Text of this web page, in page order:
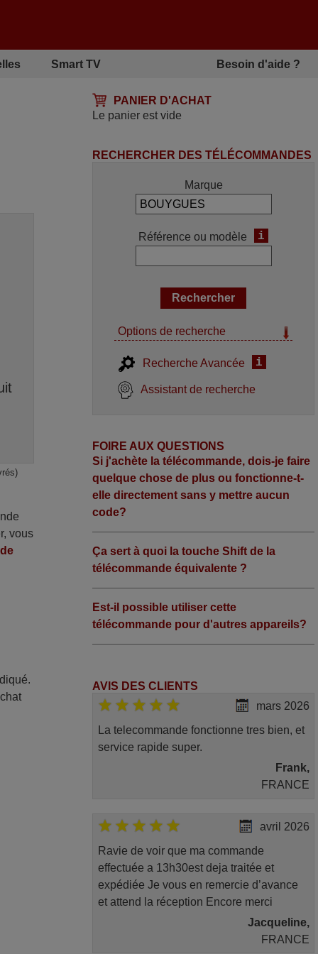
Smart TV Besoin d'aide ?
PANIER D'ACHAT
Le panier est vide
vous
RECHERCHER DES TÉLÉCOMMANDES
Marque
Référence ou modèle i
Options de recherche
Recherche Avancée i
Assistant de recherche
FOIRE AUX QUESTIONS
Si j'achète la télécommande, dois-je faire
quelque chose de plus ou fonctionne-t-
elle directement sans y mettre aucun
code?
Ça sert à quoi la touche Shift de la
télécommande équivalente ?
Est-il possible utiliser cette
télécommande pour d'autres appareils?
AVIS DES CLIENTS
mars 2026
La telecommande fonctionne tres bien, et
service rapide super.
Frank,
FRANCE
avril 2026
Ravie de voir que ma commande
effectuée a 13h30est deja traitée et
expédiée Je vous en remercie d’avance
et attend la réception Encore merci
Jacqueline,
FRANCE